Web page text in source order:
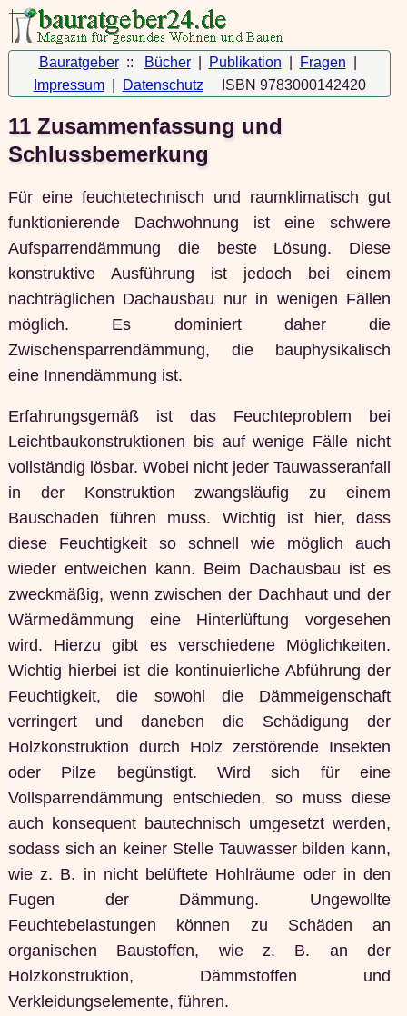
Bauratgeber:: Bücher| Publikation Fragen
Impressum| Datenschutz ISBN 9783000142420
11 Zusammenfassung und
Schlussbemerkung
Für eine feuchtetechnisch und raumklimatisch gut
funktionierende Dachwohnung ist eine schwere
Aufsparrendämmung die beste Lösung. Diese
konstruktive Ausführung ist jedoch bei einem
nachträglichen Dachausbau nur in wenigen Fällen
möglich. Es dominiert daher die
Zwischensparrendämmung, die bauphysikalisch
eine Innendämmung ist.
Erfahrungsgemäß ist das Feuchteproblem bei
Leichtbaukonstruktionen bis auf wenige Fälle nicht
vollständig lösbar. Wobei nicht jeder Tauwasseranfall
in der Konstruktion zwangsläufig zu einem
Bauschaden führen muss. Wichtig ist hier, dass
diese Feuchtigkeit so schnell wie möglich auch
wieder entweichen kann. Beim Dachausbau ist es
zweckmäßig, wenn zwischen der Dachhaut und der
Wärmedämmung eine Hinterlüftung vorgesehen
wird. Hierzu gibt es verschiedene Möglichkeiten.
Wichtig hierbei ist die kontinuierliche Abführung der
Feuchtigkeit, die sowohl die Dämmeigenschaft
verringert und daneben die Schädigung der
Holzkonstruktion durch Holz zerstörende Insekten
oder Pilze begünstigt. Wird sich für eine
Vollsparrendämmung entschieden, so muss diese
auch konsequent bautechnisch umgesetzt werden,
sodass sich an keiner Stelle Tauwasser bilden kann,
wie z. B. in nicht belüftete Hohlräume oder in den
Fugen der Dämmung. Ungewollte
Feuchtebelastungen können zu Schäden an
organischen Baustoffen, wie z. B. an der
Holzkonstruktion, Dämmstoffen und
Verkleidungselemente, führen.